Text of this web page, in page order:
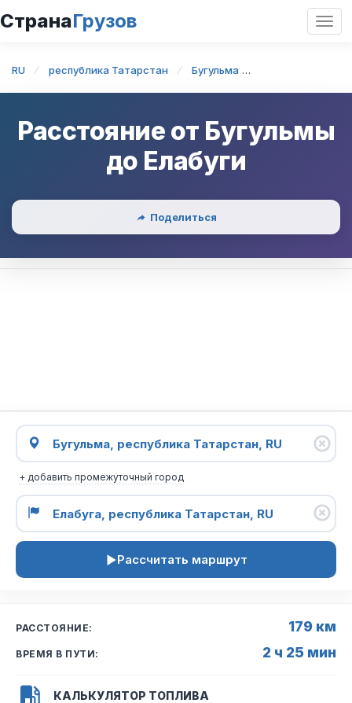
СтранаГрузов
RU республика Татарстан Бугульма
Расстояние от Бугульмы
до Елабуги
Поделиться
+ добавить промежуточный город
Рассчитать маршрут
РАССТОЯНИЕ: 179 км
ВРЕМЯ В ПУТИ: 2 ч 25 мин
КАЛЬКУЛЯТОР ТОПЛИВА